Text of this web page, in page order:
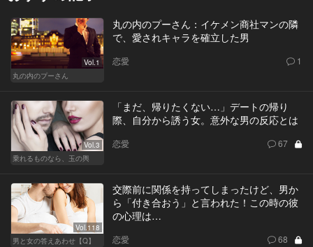
Vol.1
丸の内のプーさん
丸の内のプーさん：イケメン商社マンの隣
で、愛されキャラを確立した男
恋愛 1
Vol.3
乗れるものなら、玉の輿
「まだ、帰りたくない…」デートの帰り
際、自分から誘う女。意外な男の反応とは
恋愛 67
Vol.118
男と女の答えあわせ【Q】
交際前に関係を持ってしまったけど、男か
ら「付き合おう」と言われた！この時の彼
の心理は…
恋愛 68